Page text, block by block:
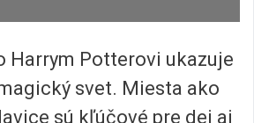
Harrym Potterovi ukazuje
svet. Miesta ako
sú kľúčové pre dej aj